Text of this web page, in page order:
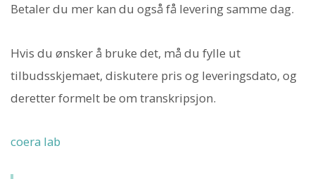
Betaler du mer kan du også få levering samme dag.
Hvis du ønsker å bruke det, må du fylle ut
tilbudsskjemaet, diskutere pris og leveringsdato, og
deretter formelt be om transkripsjon.
coera lab